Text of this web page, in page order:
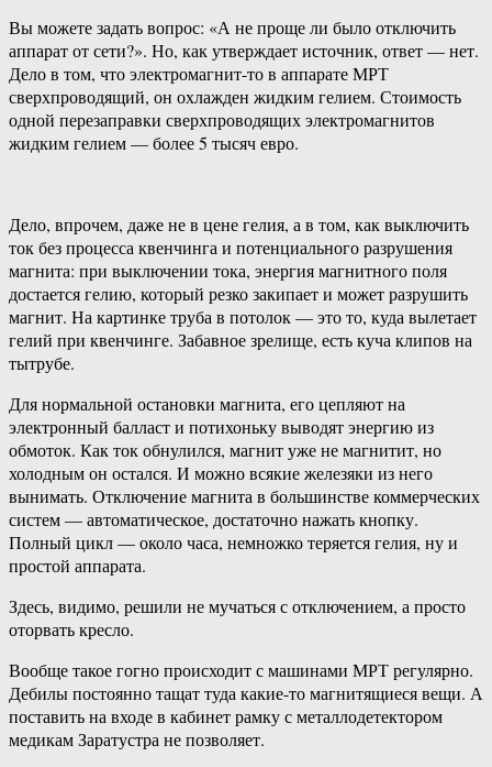
Вы можете задать вопрос: «А не проще ли было отключить
аппарат от сети?». Но, как утверждает источник, ответ — нет.
Дело в том, что электромагнит-то в аппарате МРТ
сверхпроводящий, он охлажден жидким гелием. Стоимость
одной перезаправки сверхпроводящих электромагнитов
жидким гелием — более 5 тысяч евро.
Дело, впрочем, даже не в цене гелия, а в том, как выключить
ток без процесса квенчинга и потенциального разрушения
магнита: при выключении тока, энергия магнитного поля
достается гелию, который резко закипает и может разрушить
магнит. На картинке труба в потолок — это то, куда вылетает
гелий при квенчинге. Забавное зрелище, есть куча клипов на
тытрубе.
Для нормальной остановки магнита, его цепляют на
электронный балласт и потихоньку выводят энергию из
обмоток. Как ток обнулился, магнит уже не магнитит, но
холодным он остался. И можно всякие железяки из него
вынимать. Отключение магнита в большинстве коммерческих
систем — автоматическое, достаточно нажать кнопку.
Полный цикл — около часа, немножко теряется гелия, ну и
простой аппарата.
Здесь, видимо, решили не мучаться с отключением, а просто
оторвать кресло.
Вообще такое гогно происходит с машинами МРТ регулярно.
Дебилы постоянно тащат туда какие-то магнитящиеся вещи. А
поставить на входе в кабинет рамку с металлодетектором
медикам Заратустра не позволяет.